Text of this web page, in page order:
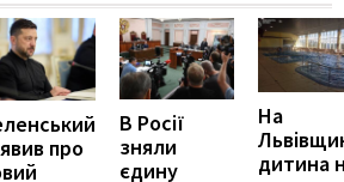
про
В Росії
зняли
єдину
На
дитина